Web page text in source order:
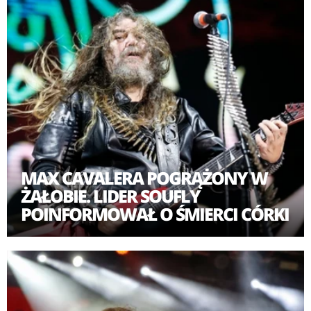
MAX CAVALERA POGRĄŻONY W
ŻAŁOBIE. LIDER SOUFLY
POINFORMOWAŁ O ŚMIERCI CÓRKI